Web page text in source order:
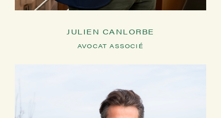
JULIEN CANLORBE
AVOCAT ASSOCIÉ